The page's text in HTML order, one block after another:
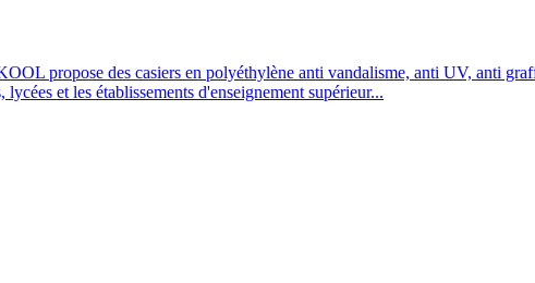
propose des casiers en polyéthylène anti vandalisme, anti UV, anti
et les établissements d'enseignement supérieur...